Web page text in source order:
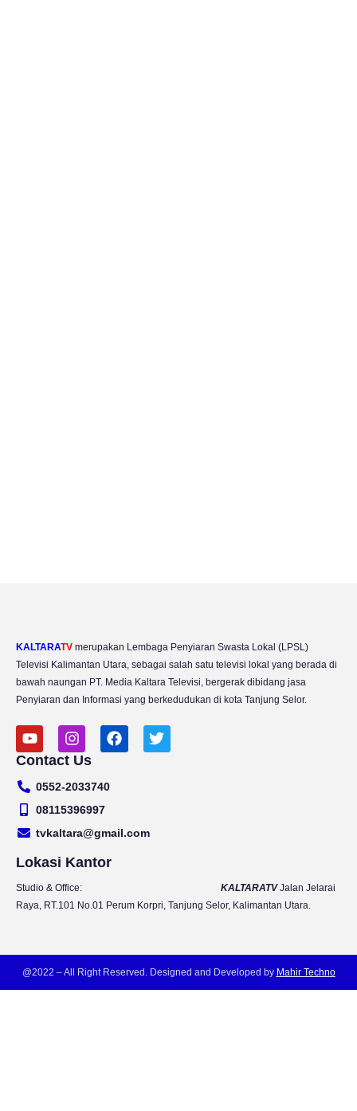
KALTARATV merupakan Lembaga Penyiaran Swasta Lokal (LPSL)
Televisi Kalimantan Utara, sebagai salah satu televisi lokal yang berada di
bawah naungan PT. Media Kaltara Televisi, bergerak dibidang jasa
Penyiaran dan Informasi yang berkedudukan di kota Tanjung Selor.
Y
o
u
u
b
I
n
s
a
g
a
m
F
a
k
T
w
Contact Us
0552-2033740
08115396997
tvkaltara@gmail.com
Lokasi Kantor
Studio & Office: KALTARATVJalan Jelarai
Raya, RT.101 No.01 Perum Korpri, Tanjung Selor, Kalimantan Utara.
@2022 – All Right Reserved. Designed and Developed by Mahir Techno